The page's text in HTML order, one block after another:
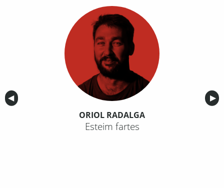
Anterior
◀︎ ▶︎
ORIOL RADALGA
Esteim fartes